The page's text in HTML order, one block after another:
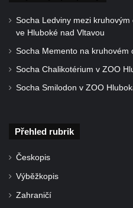
Socha Ledviny mezi
ve Hluboké nad Vltavou
Socha Memento na kruhovém
Socha Chalikotérium v ZOO
Socha Smilodon v ZOO
Přehled rubrik
Českopis
Výběžkopis
Zahraničí